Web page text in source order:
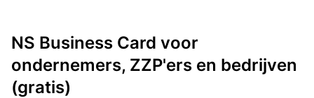
NS Business Card voor
ondernemers, ZZP'ers en bedrijven
(gratis)